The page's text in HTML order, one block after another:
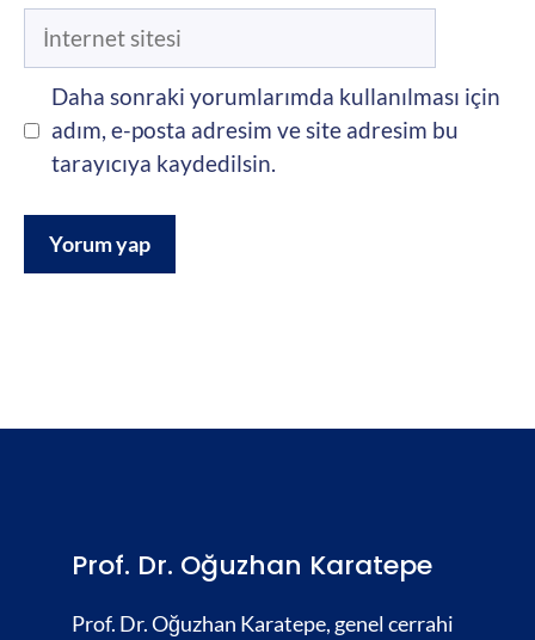
İnternet
Daha sonraki yorumlarımda kullanılması için
adım, e-posta adresim ve site adresim bu
tarayıcıya kaydedilsin.
Prof. Dr. Oğuzhan Karatepe
Prof. Dr. Oğuzhan Karatepe, genel cerrahi